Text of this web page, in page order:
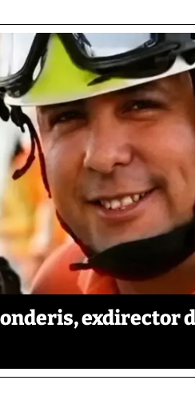
exdirector